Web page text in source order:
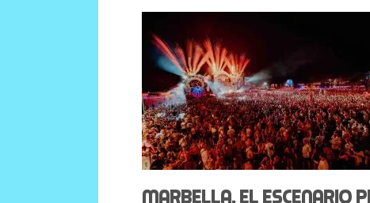
Marbella, el escenario